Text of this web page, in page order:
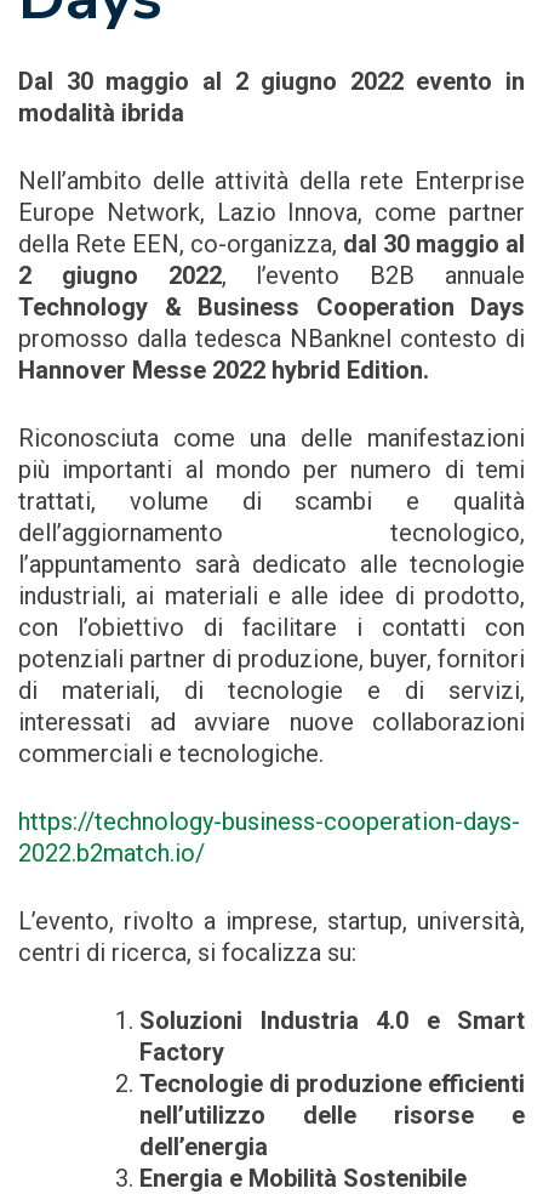
Dal 30 maggio al 2 giugno 2022 evento in
modalità ibrida
Nell’ambito delle attività della rete Enterprise
Europe Network, Lazio Innova, come partner
della Rete EEN, co-organizza, dal 30 maggio al
2 giugno 2022, l’evento B2B annuale
Technology & Business Cooperation Days
promosso dalla tedesca NBanknel contesto di
Hannover Messe 2022 hybrid Edition.
Riconosciuta come una delle manifestazioni
più importanti al mondo per numero di temi
trattati, volume di scambi e qualità
dell’aggiornamento tecnologico,
l’appuntamento sarà dedicato alle tecnologie
industriali, ai materiali e alle idee di prodotto,
con l’obiettivo di facilitare i contatti con
potenziali partner di produzione, buyer, fornitori
di materiali, di tecnologie e di servizi,
interessati ad avviare nuove collaborazioni
commerciali e tecnologiche.
https://technology-business-cooperation-days-
2022.b2match.io/
L’evento, rivolto a imprese, startup, università,
centri di ricerca, si focalizza su:
Soluzioni Industria 4.0 e Smart
Factory
Tecnologie di produzione efficienti
nell’utilizzo delle risorse e
dell’energia
Energia e Mobilità Sostenibile